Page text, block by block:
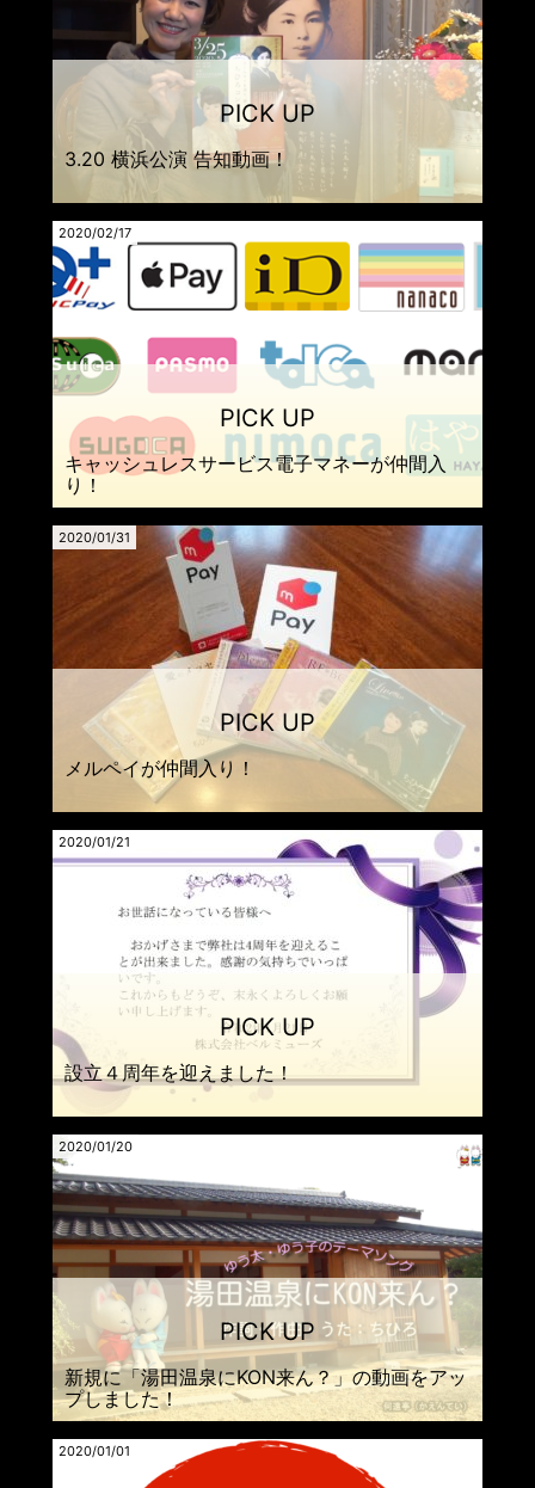
3.20 横浜公演 告知動画！
キャッシュレスサービス電子マネーが仲間入
り！
2020/02/17
メルペイが仲間入り！
2020/01/31
設立４周年を迎えました！
2020/01/21
新規に「湯田温泉にKON来ん？」の動画をアッ
プしました！
2020/01/20
2020/01/01